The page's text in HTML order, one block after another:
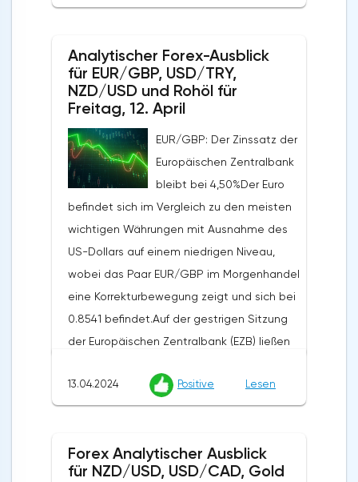
Verbraucherpreisindex stieg im März
Erwartungen der Analysten von 0,3% und
der jährliche Index lag bei 3,5%, ebenfalls
über den prognostizierten 3,4%. Der
Vorjahr um 2,1% von den vorherigen 1,6%,
obwohl Analysten einen Anstieg auf 2,2%
erwartet hatten, während der monatliche
Index von 0,6% auf 0,2% zurückging und die
Prognosen von 0,3% übertraf. Die zugrunde
liegende Inflationsrate stieg von 2,1% auf
2,4%, während die Prognose bei 2,3% lag.
Diese Daten verstärkten die Zweifel an der
Bereitschaft der Federal Reserve, den
Zinssatz bereits im Juni um 25 Basispunkte
zeigte ebenfalls schwache Ergebnisse: Die
entspricht, wobei der vorherige Wert von
Analytischer Forex-Ausblick
für EUR/GBP, USD/TRY,
NZD/USD und Rohöl für
Freitag, 12. April
EUR/GBP: Der Zinssatz der
Europäischen Zentralbank
bleibt bei 4,50%Der Euro
befindet sich im Vergleich zu den meisten
wichtigen Währungen mit Ausnahme des
US-Dollars auf einem niedrigen Niveau,
wobei das Paar EUR/GBP im Morgenhandel
eine Korrekturbewegung zeigt und sich bei
0.8541 befindet.Auf der gestrigen Sitzung
der Europäischen Zentralbank (EZB) ließen
unverändert (Leitzins 4,50%, Marginsatz
4,75%, Einlagensatz 4,00%) und äußerten
Inflationsdruck nachlässt. Die
Regulierungsbehörden haben bestätigt,
13.04.2024 Positive Lesen
Forex Analytischer Ausblick
für NZD/USD, USD/CAD, Gold